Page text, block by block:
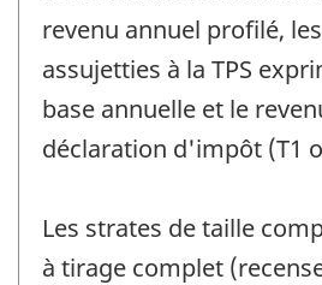
revenu annuel profilé,
assujetties à la TPS
base annuelle et le
déclaration d'impôt (T1
Les strates de taille
à tirage complet